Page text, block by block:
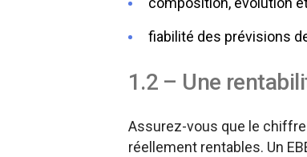
fiabilité des prévisions
1.2 – Une
Assurez-vous que le
réellement rentables. Un